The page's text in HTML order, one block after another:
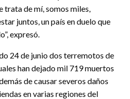
trata de mí, somos miles,
juntos, un país en duelo que
expresó.
24 de junio dos terremotos de
han dejado mil 719 muertos
de causar severos daños
en varias regiones del